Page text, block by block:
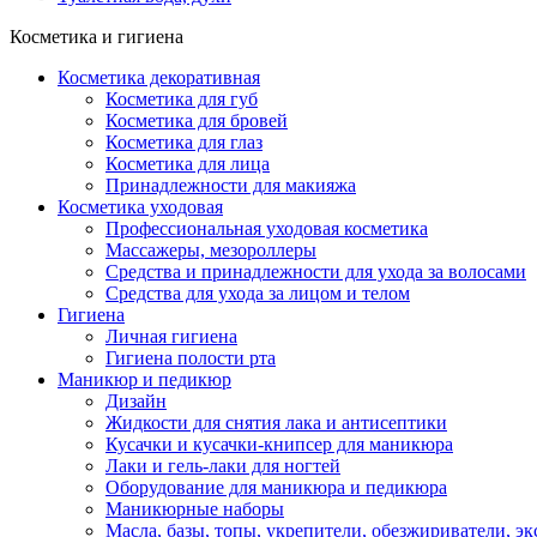
Косметика и гигиена
Косметика декоративная
Косметика для губ
Косметика для бровей
Косметика для глаз
Косметика для лица
Принадлежности для макияжа
Косметика уходовая
Профессиональная уходовая косметика
Массажеры, мезороллеры
Средства и принадлежности для ухода за волосами
Средства для ухода за лицом и телом
Гигиена
Личная гигиена
Гигиена полости рта
Маникюр и педикюр
Дизайн
Жидкости для снятия лака и антисептики
Кусачки и кусачки-книпсер для маникюра
Лаки и гель-лаки для ногтей
Оборудование для маникюра и педикюра
Маникюрные наборы
Масла, базы, топы, укрепители, обезжириватели,